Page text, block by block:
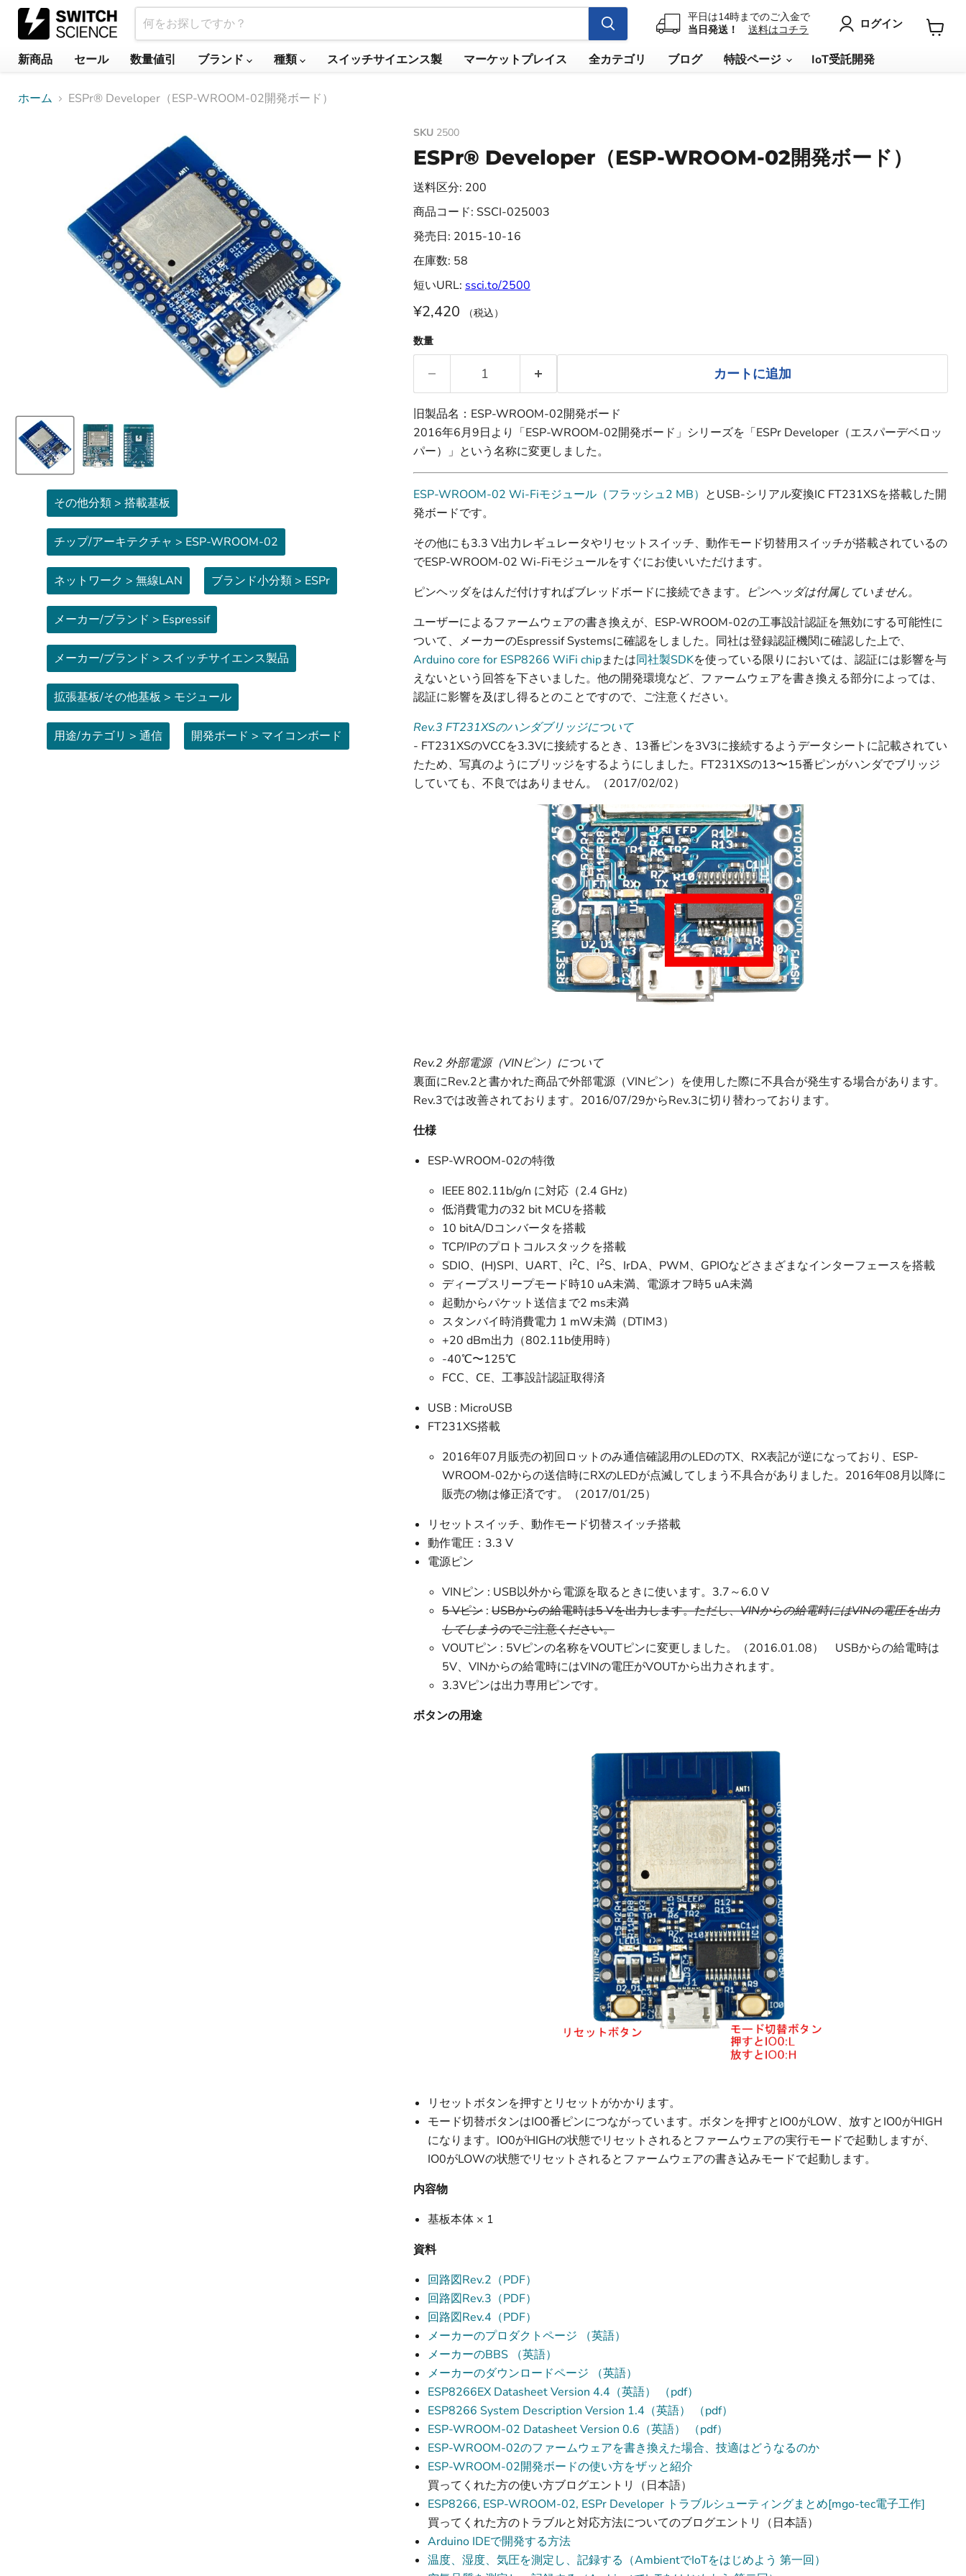
平日は14時までのご入金で
当日発送！
送料はコチラ ログイン
新商品 セール 数量値引 ブランド 種類 スイッチサイエンス製 マーケットプレイス 全カテゴリ ブログ 特設ページ IoT受託開発
ホーム ESPr® Developer（ESP-WROOM-02開発ボード）
その他分類 > 搭載基板
チップ/アーキテクチャ > ESP-WROOM-02
ネットワーク > 無線LAN ブランド小分類 > ESPr
メーカー/ブランド > Espressif
メーカー/ブランド > スイッチサイエンス製品
拡張基板/その他基板 > モジュール
用途/カテゴリ > 通信 開発ボード > マイコンボード
SKU 2500
ESPr® Developer（ESP-WROOM-02開発ボード）
送料区分: 200
商品コード: SSCI-025003
発売日: 2015-10-16
在庫数: 58
短いURL: ssci.to/2500
¥2,420 （税込）
数量
カートに追加
旧製品名：ESP-WROOM-02開発ボード
2016年6月9日より「ESP-WROOM-02開発ボード」シリーズを「ESPr Developer（エスパーデベロッ
パー）」という名称に変更しました。
ESP-WROOM-02 Wi-Fiモジュール（フラッシュ2 MB） とUSB-シリアル変換IC FT231XSを搭載した開
発ボードです。
その他にも3.3 V出力レギュレータやリセットスイッチ、動作モード切替用スイッチが搭載されているの
でESP-WROOM-02 Wi-Fiモジュールをすぐにお使いいただけます。
ピンヘッダをはんだ付けすればブレッドボードに接続できます。
ピンヘッダは付属していません。
ユーザーによるファームウェアの書き換えが、ESP-WROOM-02の工事設計認証を無効にする可能性に
ついて、メーカーのEspressif Systemsに確認をしました。同社は登録認証機関に確認した上で、
Arduino core for ESP8266 WiFi chipまたは同社製SDKを使っている限りにおいては、認証には影響を与
えないという回答を下さいました。他の開発環境など、ファームウェアを書き換える部分によっては、
認証に影響を及ぼし得るとのことですので、ご注意ください。
Rev.3 FT231XSのハンダブリッジについて
- FT231XSのVCCを3.3Vに接続するとき、13番ピンを3V3に接続するようデータシートに記載されてい
たため、写真のようにブリッジをするようにしました。FT231XSの13〜15番ピンがハンダでブリッジ
していても、不良ではありません。（2017/02/02）
Rev.2 外部電源（VINピン）について
裏面にRev.2と書かれた商品で外部電源（VINピン）を使用した際に不具合が発生する場合があります。
Rev.3では改善されております。2016/07/29からRev.3に切り替わっております。
仕様
ESP-WROOM-02の特徴
IEEE 802.11b/g/n に対応（2.4 GHz）
低消費電力の32 bit MCUを搭載
10 bitA/Dコンバータを搭載
TCP/IPのプロトコルスタックを搭載
SDIO、(H)SPI、UART、I2C、I2S、IrDA、PWM、GPIOなどさまざまなインターフェースを搭載
ディープスリープモード時10 uA未満、電源オフ時5 uA未満
起動からパケット送信まで2 ms未満
スタンバイ時消費電力 1 mW未満（DTIM3）
+20 dBm出力（802.11b使用時）
-40℃〜125℃
FCC、CE、工事設計認証取得済
USB : MicroUSB
FT231XS搭載
2016年07月販売の初回ロットのみ通信確認用のLEDのTX、RX表記が逆になっており、ESP-
WROOM-02からの送信時にRXのLEDが点滅してしまう不具合がありました。2016年08月以降に
販売の物は修正済です。（2017/01/25）
リセットスイッチ、動作モード切替スイッチ搭載
動作電圧：3.3 V
電源ピン
VINピン : USB以外から電源を取るときに使います。3.7～6.0 V
5 Vピン: USBからの給電時は5 Vを出力します。ただし、VINからの給電時にはVINの電圧を出力
してしまうのでご注意ください。
VOUTピン : 5Vピンの名称をVOUTピンに変更しました。（2016.01.08） USBからの給電時は
5V、VINからの給電時にはVINの電圧がVOUTから出力されます。
3.3Vピンは出力専用ピンです。
ボタンの用途
リセットボタンを押すとリセットがかかります。
モード切替ボタンはIO0番ピンにつながっています。ボタンを押すとIO0がLOW、放すとIO0がHIGH
になります。IO0がHIGHの状態でリセットされるとファームウェアの実行モードで起動しますが、
IO0がLOWの状態でリセットされるとファームウェアの書き込みモードで起動します。
内容物
基板本体 × 1
資料
回路図Rev.2（PDF）
回路図Rev.3（PDF）
回路図Rev.4（PDF）
メーカーのプロダクトページ （英語）
メーカーのBBS （英語）
メーカーのダウンロードページ （英語）
ESP8266EX Datasheet Version 4.4（英語） （pdf）
ESP8266 System Description Version 1.4（英語） （pdf）
ESP-WROOM-02 Datasheet Version 0.6（英語） （pdf）
ESP-WROOM-02のファームウェアを書き換えた場合、技適はどうなるのか
ESP-WROOM-02開発ボードの使い方をザッと紹介
買ってくれた方の使い方ブログエントリ（日本語）
ESP8266, ESP-WROOM-02, ESPr Developer トラブルシューティングまとめ[mgo-tec電子工作]
買ってくれた方のトラブルと対応方法についてのブログエントリ（日本語）
Arduino IDEで開発する方法
温度、湿度、気圧を測定し、記録する（AmbientでIoTをはじめよう 第一回）